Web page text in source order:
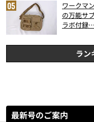
ワークマ
の万能サ
ラボ付録
ラン
最新号のご案内